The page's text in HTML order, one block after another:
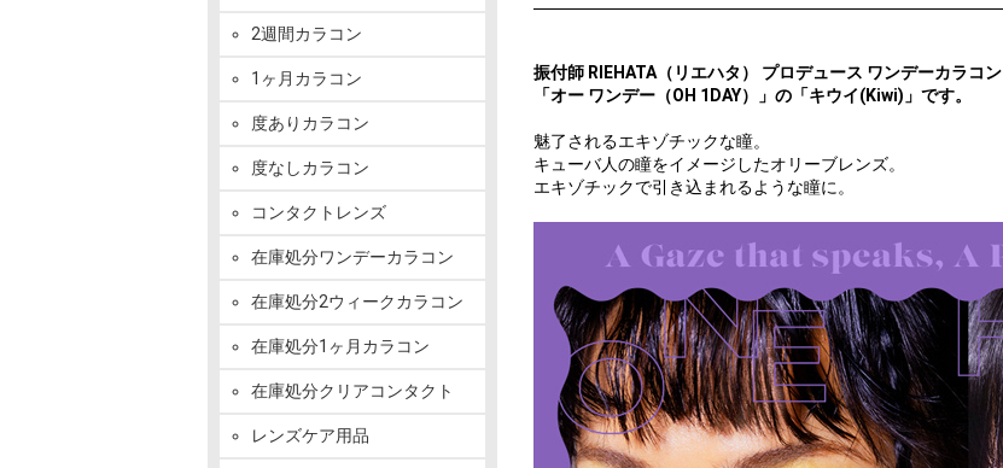
2週間カラコン
1ヶ月カラコン
度ありカラコン
度なしカラコン
コンタクトレンズ
在庫処分ワンデーカラコン
在庫処分2ウィークカラコン
在庫処分1ヶ月カラコン
在庫処分クリアコンタクト
レンズケア用品
振付師 RIEHATA（リエハタ） プロデュース ワンデーカラコン
「オー ワンデー（OH 1DAY）」の「キウイ(Kiwi)」です。
魅了されるエキゾチックな瞳。
キューバ人の瞳をイメージしたオリーブレンズ。
エキゾチックで引き込まれるような瞳に。